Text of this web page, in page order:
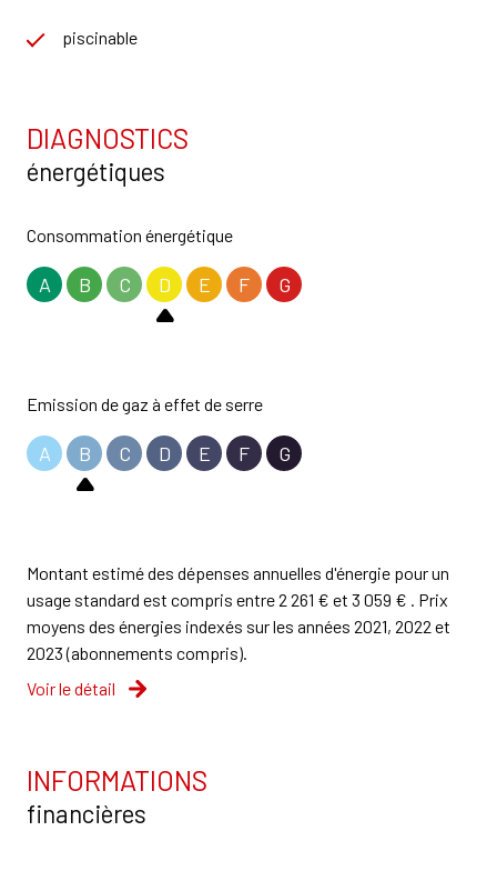
piscinable
DIAGNOSTICS
énergétiques
Consommation énergétique
A B C D E F G
Emission de gaz à effet de serre
A B C D E F G
Montant estimé des dépenses annuelles d'énergie pour un
usage standard est compris entre 2 261 € et 3 059 € . Prix
moyens des énergies indexés sur les années 2021, 2022 et
2023 (abonnements compris).
Voir le détail
INFORMATIONS
financières